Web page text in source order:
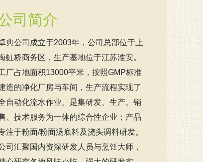
司简介
典公司成立于2003年，公司总部位于上
虹桥商务区，生产基地位于江苏淮安。
厂占地面积13000平米，按照GMP标准
造的净化厂房与车间，生产流程实现了
自动化流水作业。是集研发、生产、销
、技术服务为一体的综合性企业；产品
注于粉面/粉面汤底料及浇头调料研发。
司汇聚国内资深研发人员与烹饪大师，